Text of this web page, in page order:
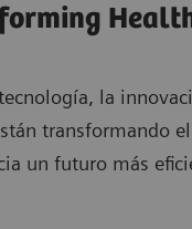
la
transformando el
un futuro más